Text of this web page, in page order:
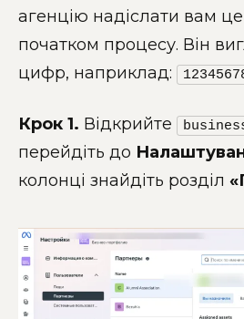
агенцію надіслати вам
початком процесу. Він
цифр, наприклад:
Крок 1. Відкрийте
перейдіть до
колонці знайдіть розділ